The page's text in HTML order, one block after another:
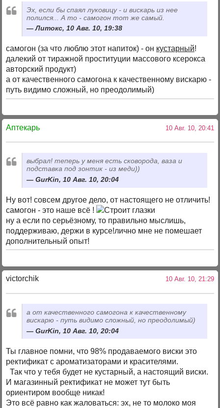
Эх, если бы спаял луковицу - и вискарь из нее
полился... А то - самогон тот же самый.
Литокс, 10 Авг. 10, 19:38
самогон (за что люблю этот напиток) - он кустарный!
далекий от тиражной проституции массового ксерокса
авторский продукт)
а от качественного самогона к качественному вискарю -
путь видимо сложный, но преодолимый)
Аптекарь 10 Авг. 10, 20:41
выбрал! теперь у меня есть сковорода, ваза и
подставка под зонтик - из меди))
GurKin, 10 Авг. 10, 20:04
Ну вот! совсем другое дело, от настоящего не отличить!
самогон - это наше всё !
ну а если по серьёзному, то правильно мыслишь,
поддерживаю, держи в курсе!лично мне не помешает
дополнительный опыт!
victorchik 10 Авг. 10, 21:29
а от качественного самогона к качественному
вискарю - путь видимо сложный, но преодолимый)
GurKin, 10 Авг. 10, 20:04
Ты главное помни, что 98% продаваемого виски это
ректификат с ароматизаторами и красителями.
Так что у тебя будет не кустарный, а настоящий виски.
И магазинный ректификат не может тут быть
ориентиром вообще никак!
Это всё равно как жаловаться: эх, не то молоко моя